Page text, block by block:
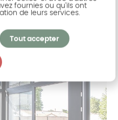
gage
Akena
fournies ou qu'ils ont
de leurs services.
Tout accepter